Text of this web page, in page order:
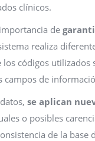
clínicos.
de
realiza
códigos utilizados
campos de
se aplican
o posibles
de la base